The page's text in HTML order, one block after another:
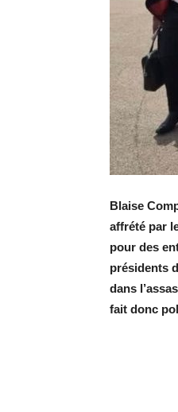
Blaise
affrété par
pour des
présidents
dans
fait donc